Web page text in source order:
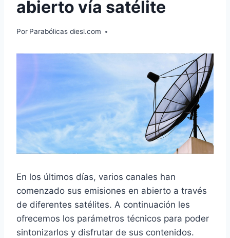
abierto vía satélite
Por Parabólicas diesl.com
En los últimos días, varios canales han
comenzado sus emisiones en abierto a través
de diferentes satélites. A continuación les
ofrecemos los parámetros técnicos para poder
sintonizarlos y disfrutar de sus contenidos.